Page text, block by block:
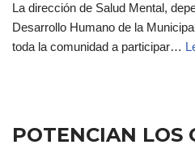
La dirección de Salud Mental,
Desarrollo Humano de la
toda la comunidad a participar…
POTENCIAN LOS